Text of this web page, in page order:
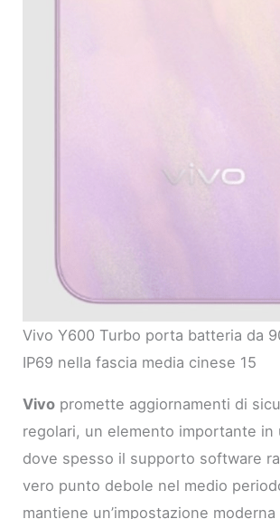
Vivo Y600 Turbo porta batteria da
IP69 nella fascia media cinese 15
Vivo promette aggiornamenti di
regolari, un elemento importante in
dove spesso il supporto software
vero punto debole nel medio
mantiene un’impostazione